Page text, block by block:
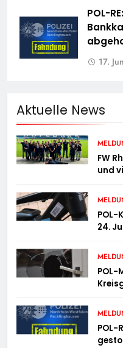
POL-
17.
Aktuelle News
FW
und
POL-
24.
POL-
POL-